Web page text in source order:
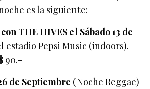
es la siguiente:
THE HIVES el Sábado 13 de
estadio Pepsi Music (indoors).
90.-
de Septiembre (Noche Reggae)